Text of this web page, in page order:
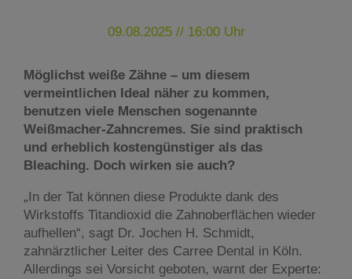
09.08.2025 // 16:00 Uhr
Möglichst weiße Zähne – um diesem
vermeintlichen Ideal näher zu kommen,
benutzen viele Menschen sogenannte
Weißmacher-Zahncremes. Sie sind praktisch
und erheblich kostengünstiger als das
Bleaching. Doch wirken sie auch?
„In der Tat können diese Produkte dank des
Wirkstoffs Titandioxid die Zahnoberflächen wieder
aufhellen“, sagt Dr. Jochen H. Schmidt,
zahnärztlicher Leiter des Carree Dental in Köln.
Allerdings sei Vorsicht geboten, warnt der Experte: